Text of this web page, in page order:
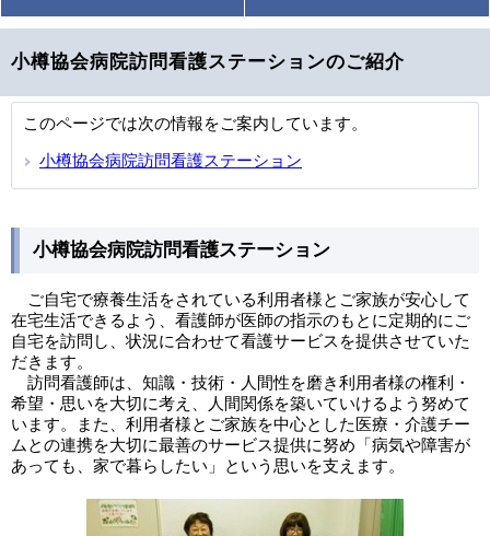
小樽協会病院訪問看護ステーションのご紹介
このページでは次の情報をご案内しています。
小樽協会病院訪問看護ステーション
小樽協会病院訪問看護ステーション
ご自宅で療養生活をされている利用者様とご家族が安心して
在宅生活できるよう、看護師が医師の指示のもとに定期的にご
自宅を訪問し、状況に合わせて看護サービスを提供させていた
だきます。
訪問看護師は、知識・技術・人間性を磨き利用者様の権利・
希望・思いを大切に考え、人間関係を築いていけるよう努めて
います。また、利用者様とご家族を中心とした医療・介護チー
ムとの連携を大切に最善のサービス提供に努め「病気や障害が
あっても、家で暮らしたい」という思いを支えます。